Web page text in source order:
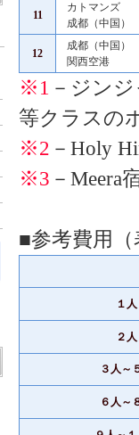
11
カトマンズ
成都（中国）
12
成都（中国）
関西空港
※1 －ジン
等クラスの
※2 －Holy
※3 －Meera
■参考費用
１人
２人
３人～
６人～